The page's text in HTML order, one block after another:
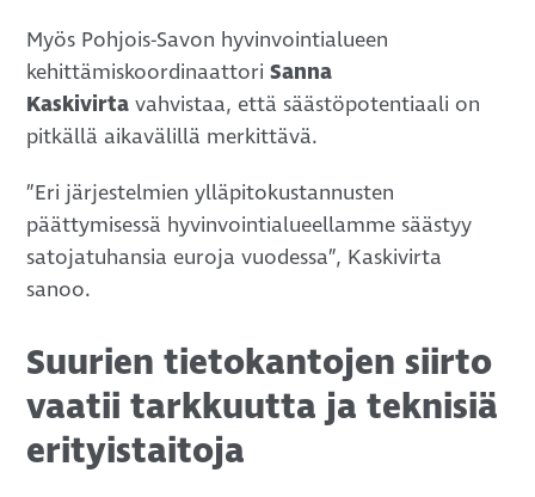
Myös Pohjois-Savon hyvinvointialueen
kehittämiskoordinaattoriSanna
Kaskivirta vahvistaa, että säästöpotentiaali on
pitkällä aikavälillä merkittävä.
”Eri järjestelmien ylläpitokustannusten
päättymisessä hyvinvointialueellamme säästyy
satojatuhansia euroja vuodessa”, Kaskivirta
sanoo.
Suurien tietokantojen siirto
vaatii tarkkuutta ja teknisiä
erityistaitoja